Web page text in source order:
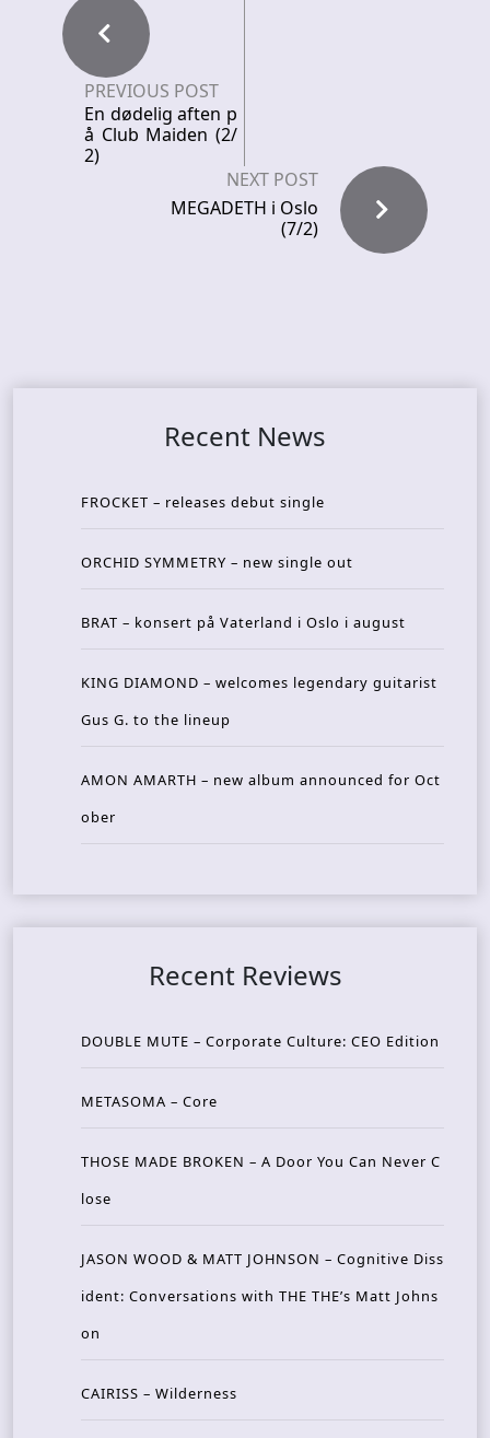
PREVIOUS POST
En dødelig aften p
å Club Maiden (2/
2)
NEXT POST
MEGADETH i Oslo
(7/2)
Recent News
FROCKET – releases debut single
ORCHID SYMMETRY – new single out
BRAT – konsert på Vaterland i Oslo i august
KING DIAMOND – welcomes legendary guitarist
Gus G. to the lineup
AMON AMARTH – new album announced for Oct
ober
Recent Reviews
DOUBLE MUTE – Corporate Culture: CEO Edition
METASOMA – Core
THOSE MADE BROKEN – A Door You Can Never C
lose
JASON WOOD & MATT JOHNSON – Cognitive Diss
ident: Conversations with THE THE’s Matt Johns
on
CAIRISS – Wilderness